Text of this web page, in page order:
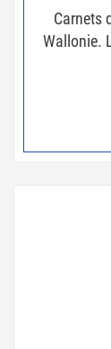
Carnets
Wallonie.